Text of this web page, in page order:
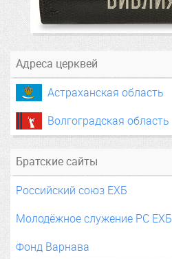
Адреса церквей
Астраханская область
Волгоградская область
Братские сайты
Российский союз ЕХБ
Молодёжное служение РС ЕХБ
Фонд Варнава